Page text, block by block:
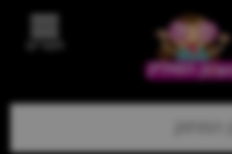
תפריט